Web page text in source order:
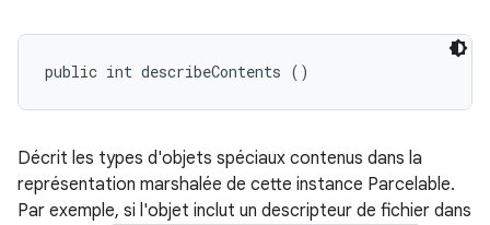
public int describeContents ()
Décrit les types d'objets spéciaux contenus dans la
représentation marshalée de cette instance Parcelable.
Par exemple, si l'objet inclut un descripteur de fichier dans